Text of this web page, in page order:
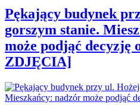
Pękający budynek
gorszym stanie.
może podjąć decyzję
ZDJĘCIA]